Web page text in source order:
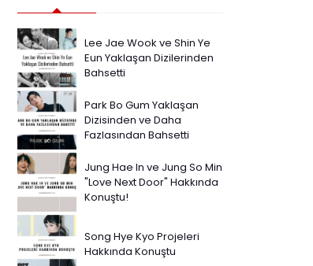
Lee Jae Wook ve Shin Ye
Eun Yaklaşan Dizilerinden
Bahsetti
Park Bo Gum Yaklaşan
Dizisinden ve Daha
Fazlasından Bahsetti
Jung Hae In ve Jung So Min
"Love Next Door" Hakkında
Konuştu!
Song Hye Kyo Projeleri
Hakkında Konuştu